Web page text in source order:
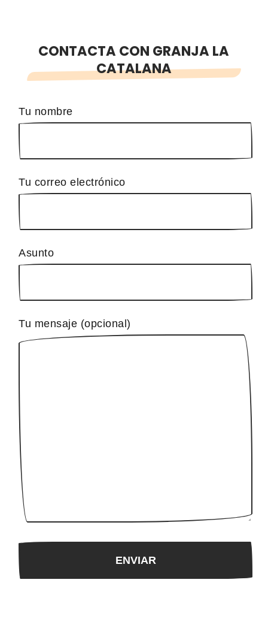
CONTACTA CON GRANJA LA
CATALANA
Tu nombre
Tu correo electrónico
Asunto
Tu mensaje (opcional)